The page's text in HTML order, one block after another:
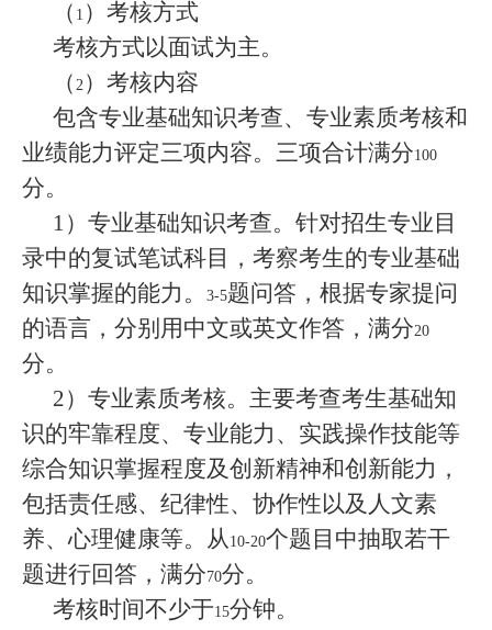
（ 1 ）考核方式
考核方式以面试为主。
（ 2 ）考核内容
包含专业基础知识考查、专业素质考核和
业绩能力评定三项内容。三项合计满分100
分。
1） 专业基础知识考查。 针对招生专业目
录中的复试笔试科目，考察考生的专业基础
知识掌握的能力。
3-5题问答，根据专家提问
的语言，分别用中文或英文作答，满分20
分。
2）专业素质考核。 主要考查考生基础知
识的牢靠程度、专业能力、实践操作技能等
综合知识掌握程度及创新精神和创新能力，
包括责任感、纪律性、协作性以及人文素
养、心理健康等。从 10-20个题目中抽取若干
题进行回答， 满分70分。
考核时间不少于15分钟。